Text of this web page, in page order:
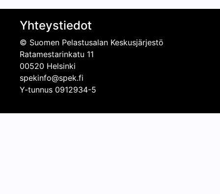
Yhteystiedot
© Suomen Pelastusalan Keskusjärjestö
Ratamestarinkatu 11
00520 Helsinki
spekinfo@spek.fi
Y-tunnus 0912934-5